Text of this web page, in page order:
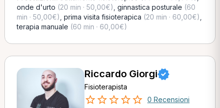
onde d'urto (20 min · 50,00€) ginnastica posturale (60
min · 50,00€) prima visita fisioterapica (20 min · 60,00€)
terapia manuale (60 min · 60,00€)
Riccardo Giorgi
Fisioterapista
0 Recensioni